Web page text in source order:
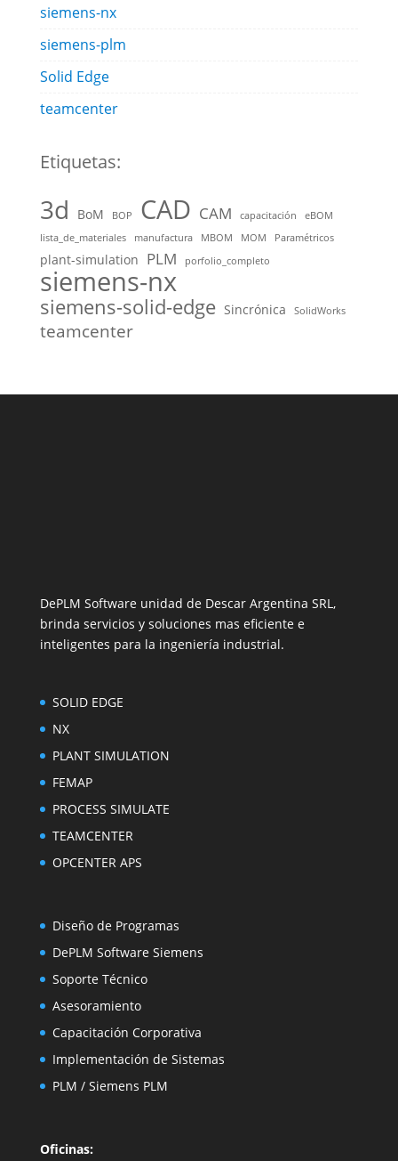
siemens-nx
siemens-plm
Solid Edge
teamcenter
Etiquetas:
3d BoM BOP CAD CAM capacitación
eBOM
lista_de_materiales
manufactura MBOM MOM Paramétricos
plant-simulation PLM porfolio_completo
siemens-nx
siemens-solid-edge Sincrónica SolidWorks
teamcenter
DePLM Software unidad de Descar Argentina SRL,
brinda servicios y soluciones mas eficiente e
inteligentes para la ingeniería industrial.
SOLID EDGE
NX
PLANT SIMULATION
FEMAP
PROCESS SIMULATE
TEAMCENTER
OPCENTER APS
Diseño de Programas
DePLM Software Siemens
Soporte Técnico
Asesoramiento
Capacitación Corporativa
Implementación de Sistemas
PLM / Siemens PLM
Oficinas: